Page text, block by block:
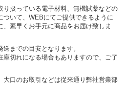
り扱っている電子材料、無機試薬などの
ついて、WEBにてご提供できるように
素早くお手元に商品をお届け致しま
までの目安となります。
庫切れになる場合もありますので、ご了
大口のお取引などは従来通り弊社営業部